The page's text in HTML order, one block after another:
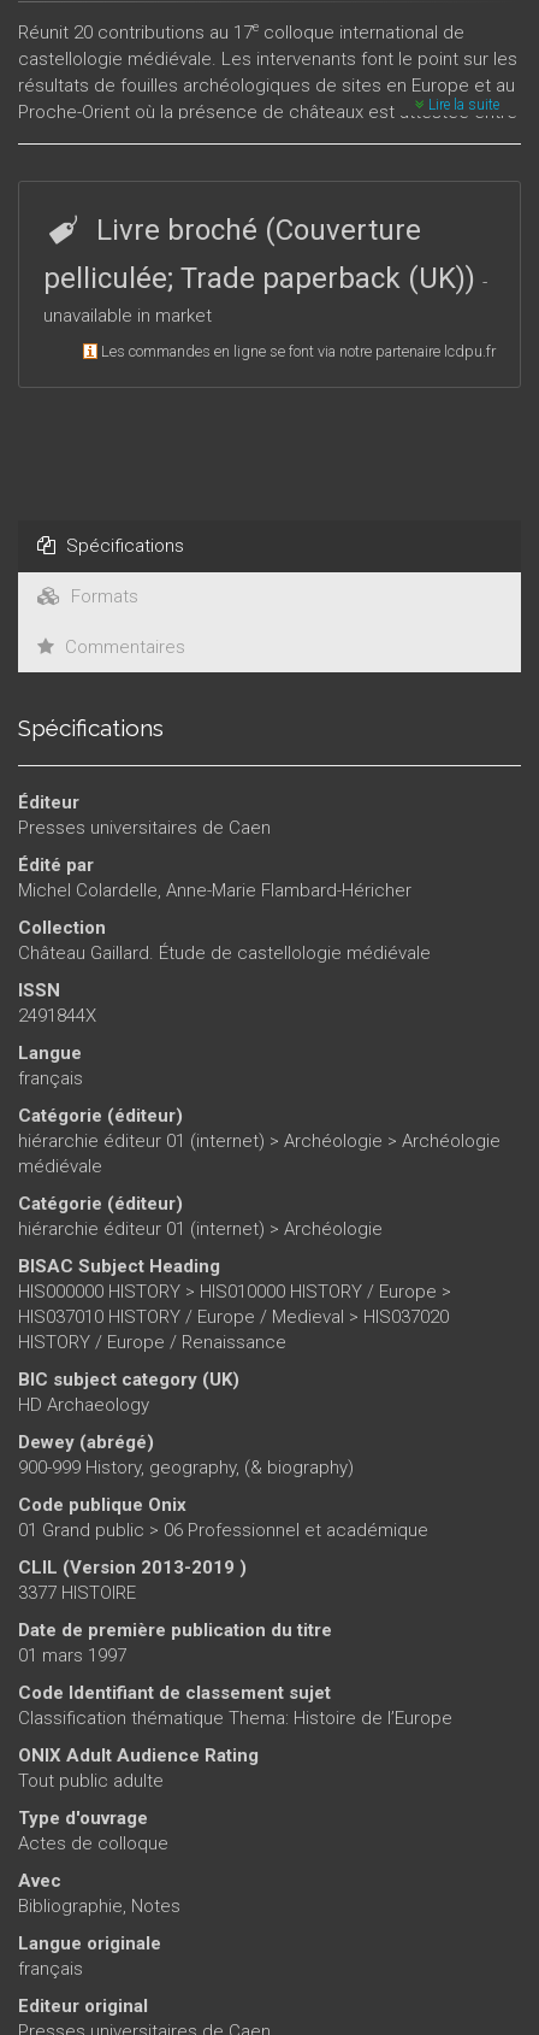
Réunit 20 contributions au 17e colloque international de
castellologie médiévale. Les intervenants font le point sur les
résultats de fouilles archéologiques de sites en Europe et au
Proche-Orient où la présence de châteaux est attestée entre
le X et le XV siècle.
Lire la suite
Livre broché (Couverture
pelliculée; Trade paperback (UK)) -
unavailable in market
Les commandes en ligne se font via notre partenaire lcdpu.fr
Spécifications
Formats
Commentaires
Spécifications
Éditeur
Presses universitaires de Caen
Édité par
Michel Colardelle Anne-Marie Flambard-Héricher
Collection
Château Gaillard. Étude de castellologie médiévale
ISSN
2491844X
Langue
français
Catégorie (éditeur)
hiérarchie éditeur 01 (internet) > Archéologie > Archéologie
médiévale
Catégorie (éditeur)
hiérarchie éditeur 01 (internet) > Archéologie
BISAC Subject Heading
HIS000000 HISTORY > HIS010000 HISTORY / Europe >
HIS037010 HISTORY / Europe / Medieval > HIS037020
HISTORY / Europe / Renaissance
BIC subject category (UK)
HD Archaeology
Dewey (abrégé)
900-999 History, geography, (& biography)
Code publique Onix
01 Grand public > 06 Professionnel et académique
CLIL (Version 2013-2019 )
3377 HISTOIRE
Date de première publication du titre
01 mars 1997
Code Identifiant de classement sujet
Classification thématique Thema: Histoire de l’Europe
ONIX Adult Audience Rating
Tout public adulte
Type d'ouvrage
Actes de colloque
Avec
Bibliographie, Notes
Langue originale
français
Editeur original